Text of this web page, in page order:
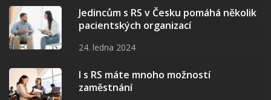
Jedincům s RS v Česku pomáhá několik
pacientských organizací
24. ledna 2024
I s RS máte mnoho možností
zaměstnání